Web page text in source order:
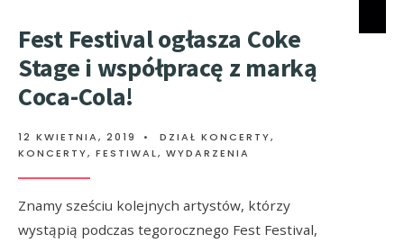
Fest Festival ogłasza Coke
Stage i współpracę z marką
Coca-Cola!
12 KWIETNIA, 2019 • DZIAŁ KONCERTY,
KONCERTY, FESTIWAL, WYDARZENIA
Znamy sześciu kolejnych artystów, którzy
wystąpią podczas tegorocznego Fest Festival,